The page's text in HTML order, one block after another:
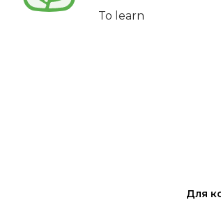
To learn
Для